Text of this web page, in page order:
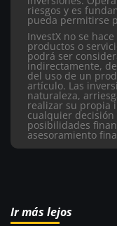
riesgos y es
pueda permitirse
InvestX no se
productos o
podrá ser
indirectamente,
del uso de un
artículo. Las
naturaleza,
realizar su propia
cualquier
posibilidades
asesoramiento
Ir más lejos